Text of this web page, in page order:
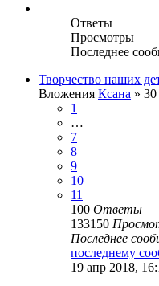
Ответы
Просмотры
Последнее
Творчество наших
Вложения Ксана »
1
…
7
8
9
10
11
100 Ответы
133150
Последнее
последнему
19 апр 2018,